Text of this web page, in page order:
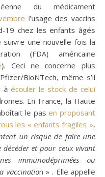
du médicament
l’usage des vaccins
19 chez les enfants âgés
une nouvelle fois la
(FDA) américaine
). Ceci ne concerne plus
BioNTech, même s’il
à écouler le stock de celui
En France, la Haute
le pasen proposant
les « enfants fragiles »,
un risque de faire une
et pour ceux vivant
immunodéprimées ou
vaccination » . Elle appelle